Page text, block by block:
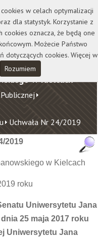
Wydawnictwo
w Kielcach
Uchwała Nr 24/2019
2019
w Kielcach
roku
Uniwersytetu Jana
25 maja 2017 roku
Uniwersytetu Jana
w celach optymalizacji
dla statystyk. Korzystanie z
cookies oznacza, że będą one
Możecie Państwo
dotyczących cookies. Więcej w
Rozumiem